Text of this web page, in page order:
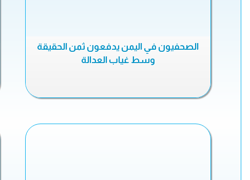
الصحفيون في اليمن يدفعون ثمن الحقيقة
وسط غياب العدالة